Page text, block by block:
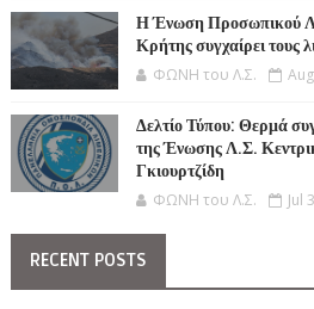
Η Ένωση Προσωπικού
Κρήτης συγχαίρει τους
ΦΩΝΗ του Λ.Σ.
Δελτίο Τύπου: Θερμά
της Ένωσης Λ.Σ.
Γκιουρτζίδη
ΦΩΝΗ του Λ.Σ.
Jul
RECENT POSTS